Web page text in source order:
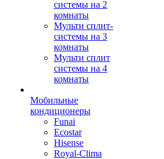
системы на 2
комнаты
Мульти сплит-
системы на 3
комнаты
Мульти сплит
системы на 4
комнаты
Мобильные
кондиционеры
Funai
Ecostar
Hisense
Royal-Clima